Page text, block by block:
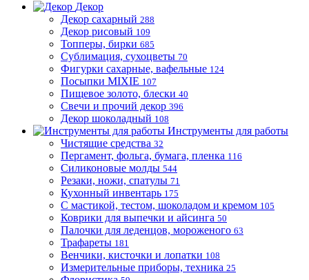
Декор
Декор сахарный 288
Декор рисовый 109
Топперы, бирки 685
Сублимация, сухоцветы 70
Фигурки сахарные, вафельные 124
Посыпки MIXIE 107
Пищевое золото, блески 40
Свечи и прочий декор 396
Декор шоколадный 108
Инструменты для работы
Чистящие средства 32
Пергамент, фольга, бумага, пленка 116
Силиконовые молды 544
Резаки, ножи, спатулы 71
Кухонный инвентарь 175
С мастикой, тестом, шоколадом и кремом 105
Коврики для выпечки и айсинга 50
Палочки для леденцов, мороженого 63
Трафареты 181
Венчики, кисточки и лопатки 108
Измерительные приборы, техника 25